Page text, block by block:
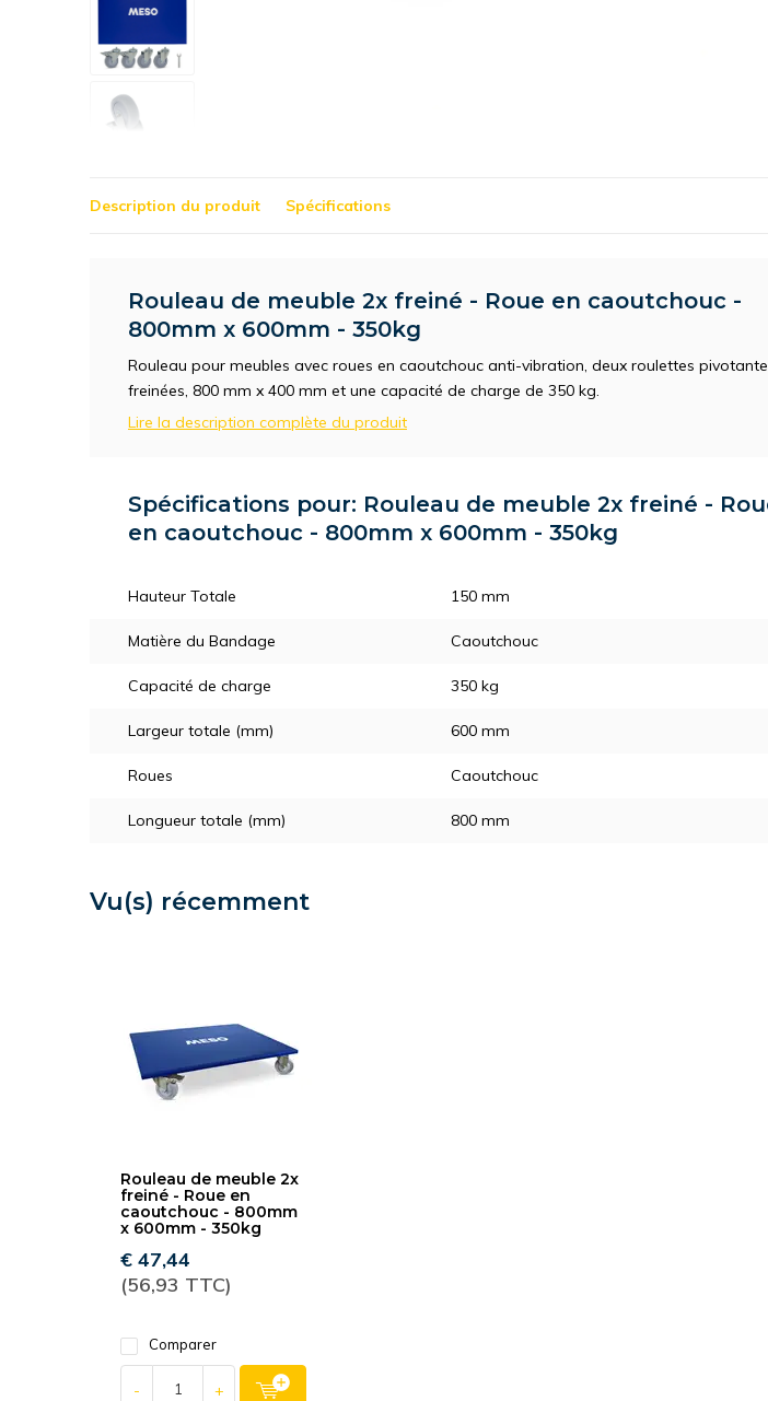
Description du produit Spécifications
Rouleau de meuble 2x freiné - Roue en caoutchouc -
800mm x 600mm - 350kg
Rouleau pour meubles avec roues en caoutchouc anti-vibration, deux roulettes
freinées, 800 mm x 400 mm et une capacité de charge de 350 kg.
Lire la description complète du produit
Spécifications pour: Rouleau de meuble 2x freiné -
en caoutchouc - 800mm x 600mm - 350kg
Hauteur Totale 150 mm
Matière du Bandage Caoutchouc
Capacité de charge 350 kg
Largeur totale (mm) 600 mm
Roues Caoutchouc
Longueur totale (mm) 800 mm
Vu(s) récemment
Rouleau de meuble 2x
freiné - Roue en
caoutchouc - 800mm
x 600mm - 350kg
€ 47,44
(56,93 TTC)
Comparer
- +